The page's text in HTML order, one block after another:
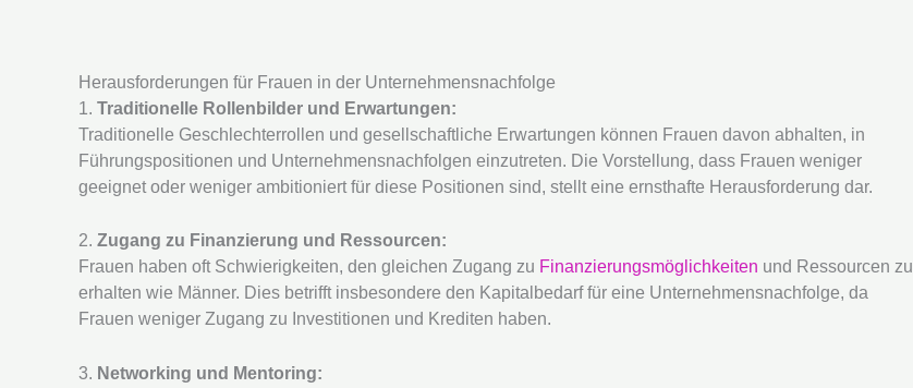
Herausforderungen für Frauen in der Unternehmensnachfolge
1. Traditionelle Rollenbilder und Erwartungen:
Traditionelle Geschlechterrollen und gesellschaftliche Erwartungen können Frauen davon abhalten, in
Führungspositionen und Unternehmensnachfolgen einzutreten. Die Vorstellung, dass Frauen weniger
geeignet oder weniger ambitioniert für diese Positionen sind, stellt eine ernsthafte Herausforderung dar.
2. Zugang zu Finanzierung und Ressourcen:
Frauen haben oft Schwierigkeiten, den gleichen Zugang zu Finanzierungsmöglichkeiten und Ressourcen zu
erhalten wie Männer. Dies betrifft insbesondere den Kapitalbedarf für eine Unternehmensnachfolge, da
Frauen weniger Zugang zu Investitionen und Krediten haben.
3. Networking und Mentoring: